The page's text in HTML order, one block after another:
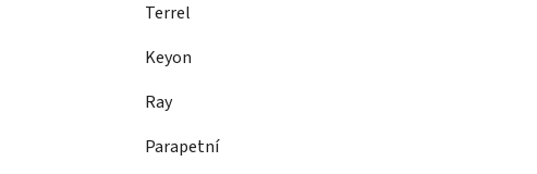
Terrel
Keyon
Ray
Parapetní